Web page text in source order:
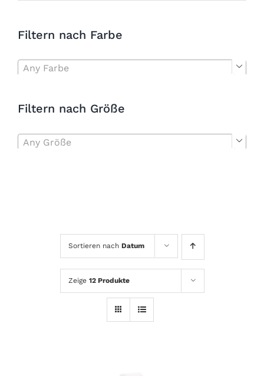
Sortieren nach Datum
Zeige 12 Produkte
Filtern nach Farbe
Any Farbe 
Filtern nach Größe
Any Größe 